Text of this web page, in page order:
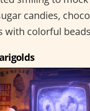
candies,
with colorful